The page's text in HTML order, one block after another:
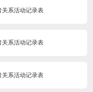
关系活动记录表
关系活动记录表
关系活动记录表